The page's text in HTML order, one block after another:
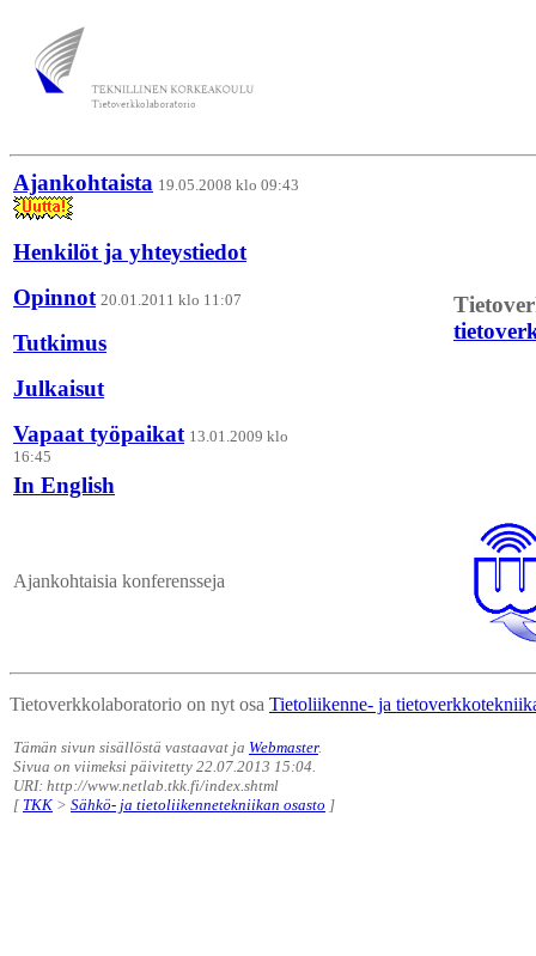
Ajankohtaista 19.05.2008 klo 09:43
Henkilöt ja yhteystiedot
Opinnot 20.01.2011 klo 11:07
Tutkimus
Julkaisut
Vapaat työpaikat 13.01.2009 klo
16:45
In English
Ajankohtaisia konferensseja
Tietoverkkolaboratorio on nyt osa Tietoliikenne- ja
Tämän sivun sisällöstä vastaavat ja Webmaster.
Sivua on viimeksi päivitetty 22.07.2013 15:04.
URI: http://www.netlab.tkk.fi/index.shtml
[ TKK > Sähkö- ja tietoliikennetekniikan osasto ]